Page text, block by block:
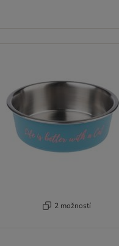
2 možností